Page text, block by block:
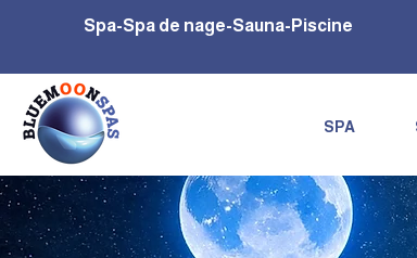
Spa-Spa de nage-Sauna-Piscine
SPA